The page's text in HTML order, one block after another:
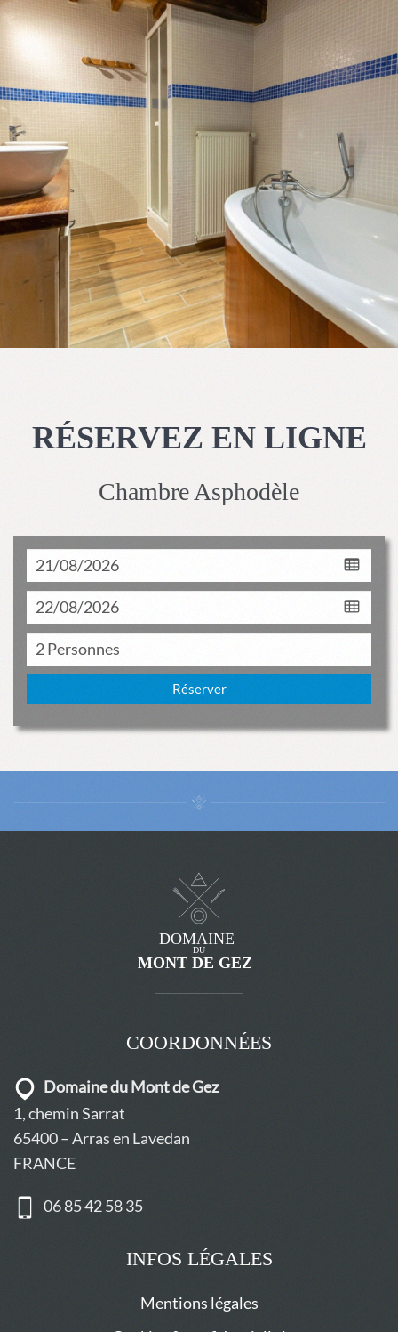
RÉSERVEZ EN LIGNE
Chambre Asphodèle
Réserver
COORDONNÉES
Domaine du Mont de Gez
1, chemin Sarrat
65400 – Arras en Lavedan
FRANCE
06 85 42 58 35
INFOS LÉGALES
Mentions légales